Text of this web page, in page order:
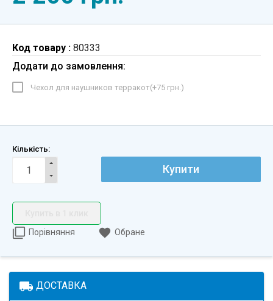
Код товару : 80333
Додати до замовлення:
Чехол для наушников терракот(+75 грн.)
Кількість:
Купити
Порівняння
Обране
local_shipping ДОСТАВКА